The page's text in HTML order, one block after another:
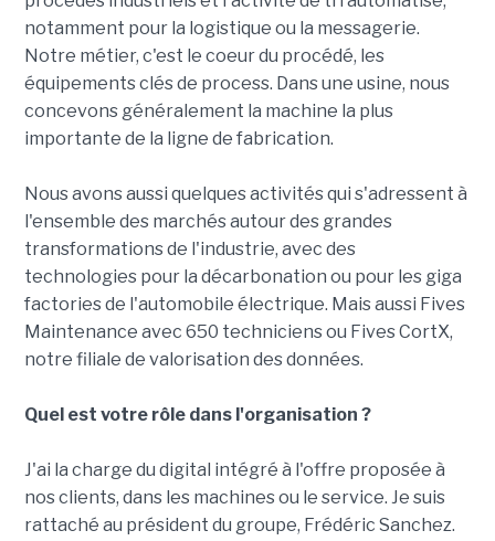
notamment pour la logistique ou la messagerie.
Notre métier, c'est le coeur du procédé, les
équipements clés de process. Dans une usine, nous
concevons généralement la machine la plus
importante de la ligne de fabrication.
Nous avons aussi quelques activités qui s'adressent à
l'ensemble des marchés autour des grandes
transformations de l'industrie, avec des
technologies pour la décarbonation ou pour les giga
factories de l'automobile électrique. Mais aussi Fives
Maintenance avec 650 techniciens ou Fives CortX,
notre filiale de valorisation des données.
Quel est votre rôle dans l'organisation ?
J'ai la charge du digital intégré à l'offre proposée à
nos clients, dans les machines ou le service. Je suis
rattaché au président du groupe, Frédéric Sanchez.